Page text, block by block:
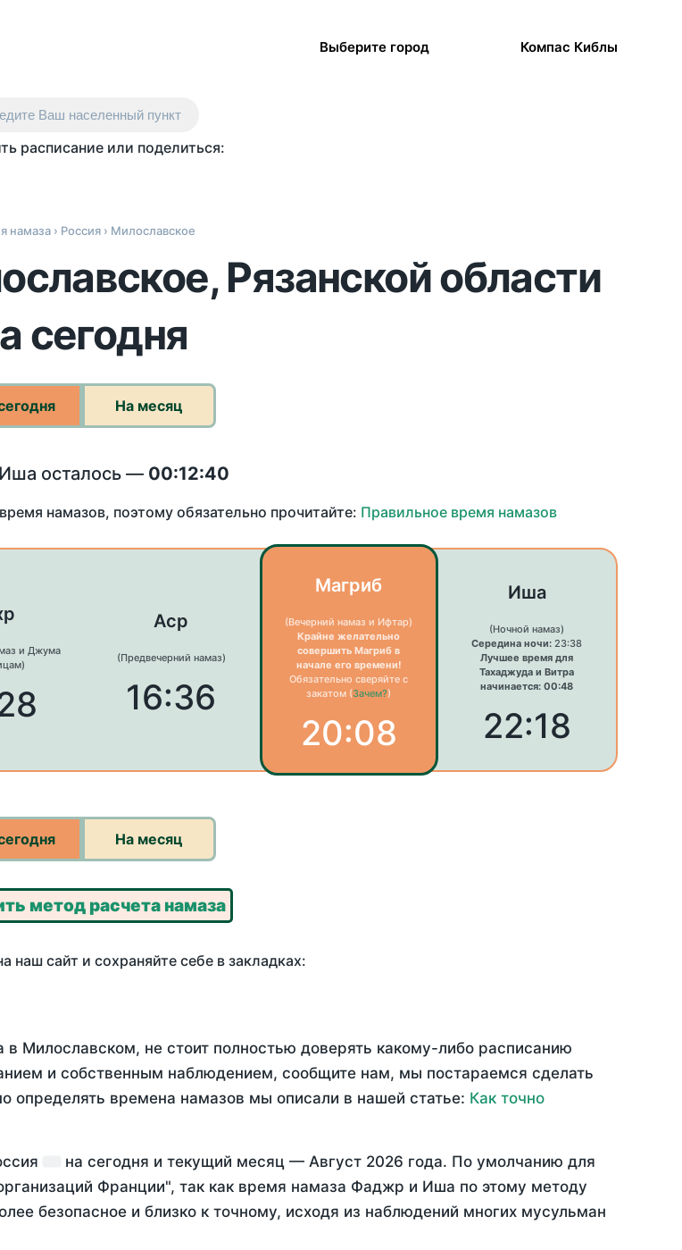
Выберите город Компас Киблы
Ваш населенный пункт
расписание или поделиться:
намаза› Россия› Милославское
Рязанской области
сегодня
На месяц
осталось — 00:12:40
намазов, поэтому обязательно прочитайте: Правильное время намазов
и Джума
Аср
(Предвечерний намаз)
16:36
Магриб
(Вечерний намаз и Ифтар)
Крайне желательно
совершить Магриб в
начале его времени!
Обязательно сверяйте с
закатом (Зачем?)
20:08
Иша
(Ночной намаз)
Середина ночи: 23:38
Лучшее время для
Тахаджуда и Витра
начинается: 00:48
22:18
На месяц
метод расчета намаза
наш сайт и сохраняйте себе в закладках:
Милославском, не стоит полностью доверять какому-либо расписанию
и собственным наблюдением, сообщите нам, мы постараемся сделать
определять времена намазов мы описали в нашей статье: Как точно
на сегодня и текущий месяц — Август 2026 года. По умолчанию для
Франции", так как время намаза Фаджр и Иша по этому методу
безопасное и близко к точному, исходя из наблюдений многих мусульман